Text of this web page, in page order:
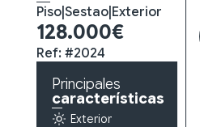
Piso| Sestao| Exterior
128.000€
Ref: #2024
Principales
características
Exterior